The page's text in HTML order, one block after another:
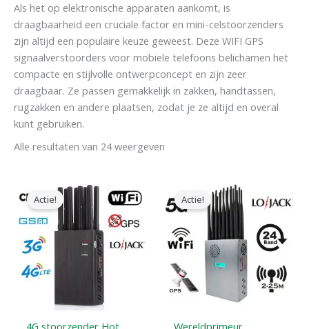
Als het op elektronische apparaten aankomt, is
draagbaarheid een cruciale factor en mini-celstoorzenders
zijn altijd een populaire keuze geweest. Deze WIFI GPS
signaalverstoorders voor mobiele telefoons belichamen het
compacte en stijlvolle ontwerpconcept en zijn zeer
draagbaar. Ze passen gemakkelijk in zakken, handtassen,
rugzakken en andere plaatsen, zodat je ze altijd en overal
kunt gebruiken.
Alle resultaten van 24 weergeven
Actie!
prijs
was:
$599.00.
prijs
$219.99.
Actie!
Oorspronkelijke
prijs
was:
$1,599.00.
prijs
is: